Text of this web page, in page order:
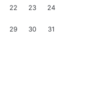
22 23 24
29 30 31